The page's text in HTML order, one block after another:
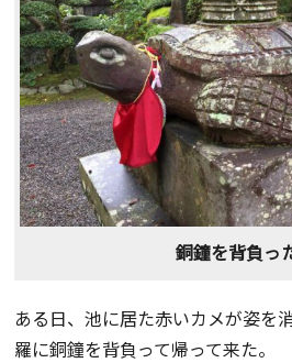
銅鐘を背負っ
ある日、池に居た赤いカメが姿を
羅に銅鐘を背負って帰って来た。